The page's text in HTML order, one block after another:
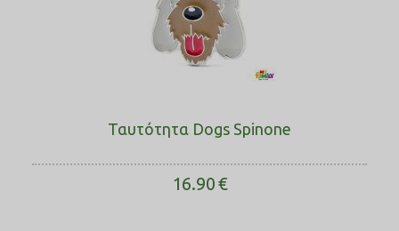
Ταυτότητα Dogs Spinone
16.90€